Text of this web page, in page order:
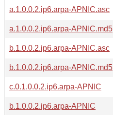
a.1.0.0.2.ip6.arpa-APNIC.asc
a.1.0.0.2.ip6.arpa-APNIC.md5
b.1.0.0.2.ip6.arpa-APNIC.asc
b.1.0.0.2.ip6.arpa-APNIC.md5
c.0.1.0.0.2.ip6.arpa-APNIC
b.1.0.0.2.ip6.arpa-APNIC